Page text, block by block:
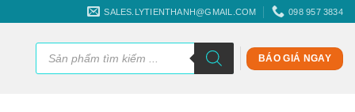
SALES.LYTIENTHANH@GMAIL.COM 098 957 3834
Tìm
kiếm
sản
phẩm
BÁO GIÁ NGAY